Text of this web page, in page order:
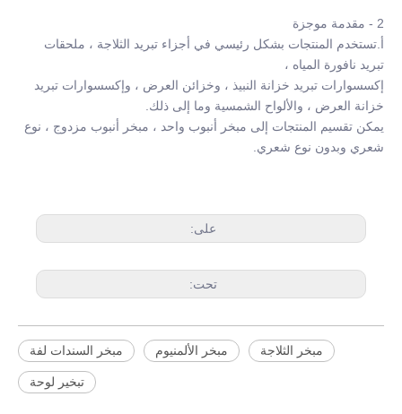
2 - مقدمة موجزة
أ.تستخدم المنتجات بشكل رئيسي في أجزاء تبريد الثلاجة ، ملحقات
تبريد نافورة المياه ،
إكسسوارات تبريد خزانة النبيذ ، وخزائن العرض ، وإكسسوارات تبريد
خزانة العرض ، والألواح الشمسية وما إلى ذلك.
يمكن تقسيم المنتجات إلى مبخر أنبوب واحد ، مبخر أنبوب مزدوج ، نوع
شعري وبدون نوع شعري.
على:
تحت:
مبخر السندات لفة مبخر الألمنيوم مبخر الثلاجة
تبخير لوحة